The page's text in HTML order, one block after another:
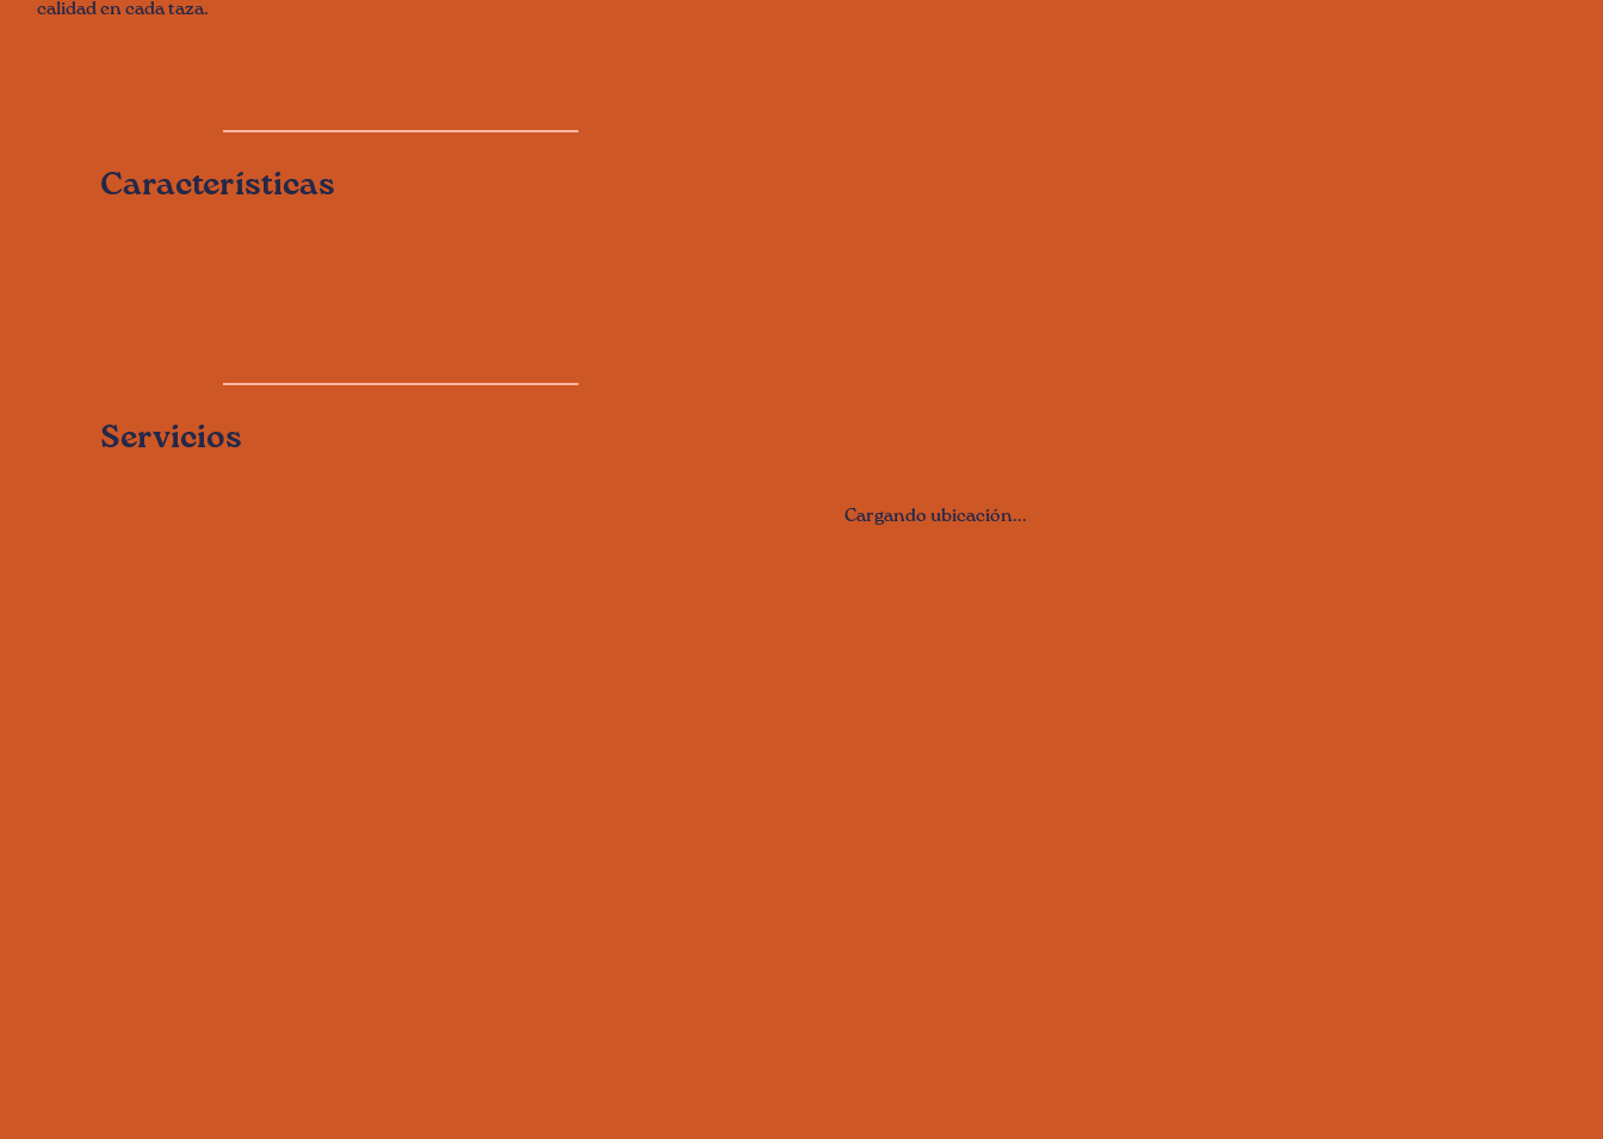
Cargando ubicación...
calidad en cada taza.
Características
Servicios